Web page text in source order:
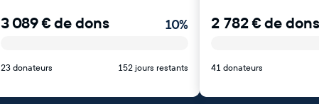
3 089€de dons 10%
23 donateurs 152 jours restants
2 782€de dons
41 donateurs